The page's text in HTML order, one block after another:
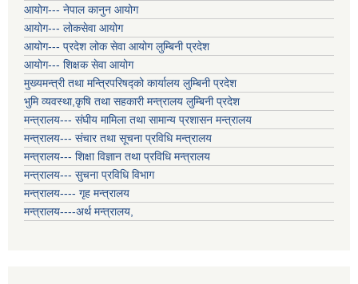
आयोग--- नेपाल कानुन आयोग
आयोग--- लोकसेवा आयोग
आयोग--- प्रदेश लोक सेवा आयोग लुम्बिनी प्रदेश
आयोग--- शिक्षक सेवा आयोग
मुख्यमन्त्री तथा मन्त्रिपरिषद्को कार्यालय लुम्बिनी प्रदेश
भुमि व्यवस्था,कृषि तथा सहकारी मन्त्रालय लुम्बिनी प्रदेश
मन्त्रालय--- संघीय मामिला तथा सामान्य प्रशासन मन्त्रालय
मन्त्रालय--- संचार तथा सूचना प्रविधि मन्त्रालय
मन्त्रालय--- शिक्षा विज्ञान तथा प्रविधि मन्त्रालय
मन्त्रालय--- सुचना प्रविधि विभाग
मन्त्रालय---- गृह मन्त्रालय
मन्त्रालय----अर्थ मन्त्रालय,